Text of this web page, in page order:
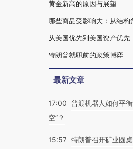
文章
黄金新高的原因与展望
哪些商品受影响大：从结构
从美国优先到美国资产优先
特朗普就职前的政策博弈
最新文章
17:00
普渡机器人如何平衡
空”？
15:57 特朗普召开矿业圆